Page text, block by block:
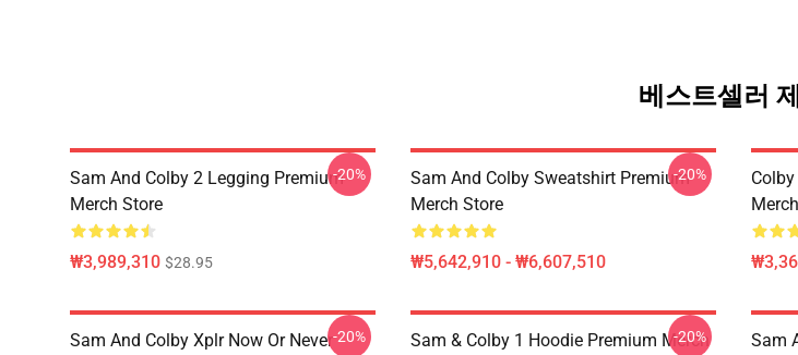
베스트셀러
Sam And Colby 2 Legging Premium
Merch Store
₩3,989,310 $28.95
-20%
Sam And Colby Sweatshirt Premium
Merch Store
₩5,642,910 - ₩6,607,510
-20%
Sam And Colby Xplr Now Or Never-20%
Sam & Colby 1 Hoodie Premium Merch
-20%
Sam